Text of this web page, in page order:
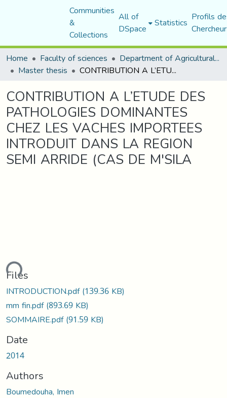
Communities
&
Collections
All of
DSpace Statistics Profils
Home
Faculty of sciences Department of Agricultural Sciences
Master thesis CONTRIBUTION A L’ETUDE DES PATHOLOGIES DOMINANTES CHEZ LES VACHES IMPORTEES INTRODUIT DANS LA REGION SEMI ARRIDE (CAS DE M'SILA
CONTRIBUTION A L’ETUDE DES
PATHOLOGIES DOMINANTES
CHEZ LES VACHES IMPORTEES
INTRODUIT DANS LA REGION
SEMI ARRIDE (CAS DE M'SILA
Files
INTRODUCTION.pdf(139.36 KB)
mm fin.pdf(893.69 KB)
SOMMAIRE.pdf(91.59 KB)
Date
2014
Authors
Boumedouha, Imen